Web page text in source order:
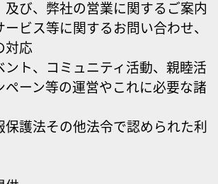
及び、弊社の営業に関するご案内
ービス等に関するお問い合わせ、
対応
ント、コミュニティ活動、親睦活
ペーン等の運営やこれに必要な諸
保護法その他法令で認められた利